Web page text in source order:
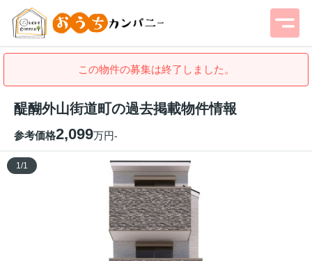
この物件の募集は終了しました。
醍醐外山街道町の過去掲載物件情報
参考価格2,099万円-
1 /1